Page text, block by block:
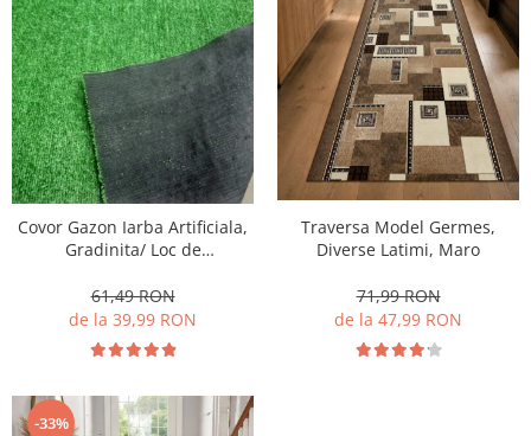
Covor Gazon Iarba Artificiala,
Gradinita/ Loc de
fir 7mm, Verde
61,49 RON
de la 39,99 RON
Traversa Model Germes,
Diverse Latimi, Maro
71,99 RON
de la 47,99 RON
-33%